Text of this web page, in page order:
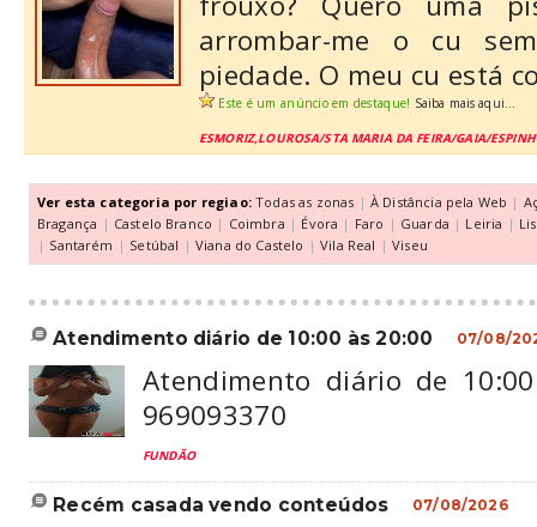
arrombar-me o cu
piedade. O meu cu está
Este é um anúncio em destaque! Saiba mais aqui...
ESMORIZ,LOUROSA/STA MARIA DA FEIRA/GAIA/
Ver esta categoria por regiao: Todas as zonas | À Distância pela Web |
Bragança | Castelo Branco | Coimbra | Évora | Faro | Guarda | Leiria |
| Santarém | Setúbal | Viana do Castelo | Vila Real | Viseu
atendimento diário de 10:00 às 20:00 07/08/
Atendimento diário de
969093370
FUNDÃO
recém casada vendo conteúdos 07/08/2026